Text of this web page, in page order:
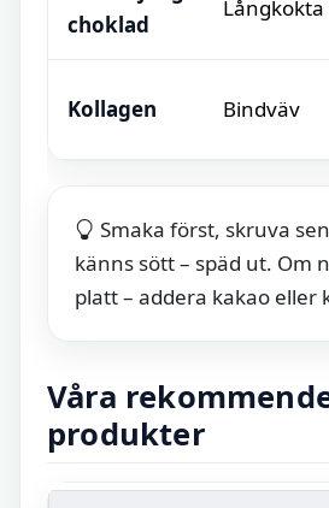
choklad
Långkokta
Kollagen Bindväv
Smaka först, skruva
känns sött – späd ut. Om
platt – addera kakao eller
Våra
produkter